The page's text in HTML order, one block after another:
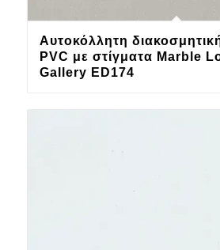
Αυτοκόλλητη
PVC με στίγματα Marble
Gallery ED174